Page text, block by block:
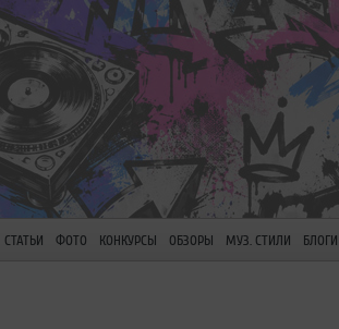
СТАТЬИ ФОТО КОНКУРСЫ ОБЗОРЫ МУЗ. СТИЛИ БЛОГИ